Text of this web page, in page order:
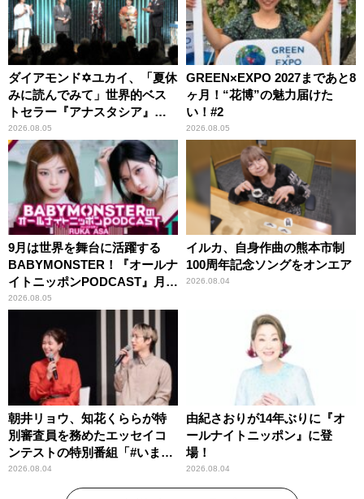
ダイアモンド✡ユカイ、「夏休
みに読んでみて」世界的ベス
トセラー『アナスタシア』を
紹介
2026.08.05
GREEN×EXPO 2027まであと8
ヶ月！“花博”の魅力届けた
い！#2
2026.08.05
9月は世界を舞台に活躍する
BABYMONSTER！『オールナ
イトニッポンPODCAST』月替
わりパーソナリティ
2026.08.05
イルカ、自身作曲の熊本市制
100周年記念ソングをオンエア
2026.08.04
朝井リョウ、知花くららが特
別審査員を務めたエッセイコ
ンテストの特別番組「#いまあ
なたに伝えたいこと」
2026.08.04
由紀さおりが14年ぶりに『オ
ールナイトニッポン』に登
場！
2026.08.04